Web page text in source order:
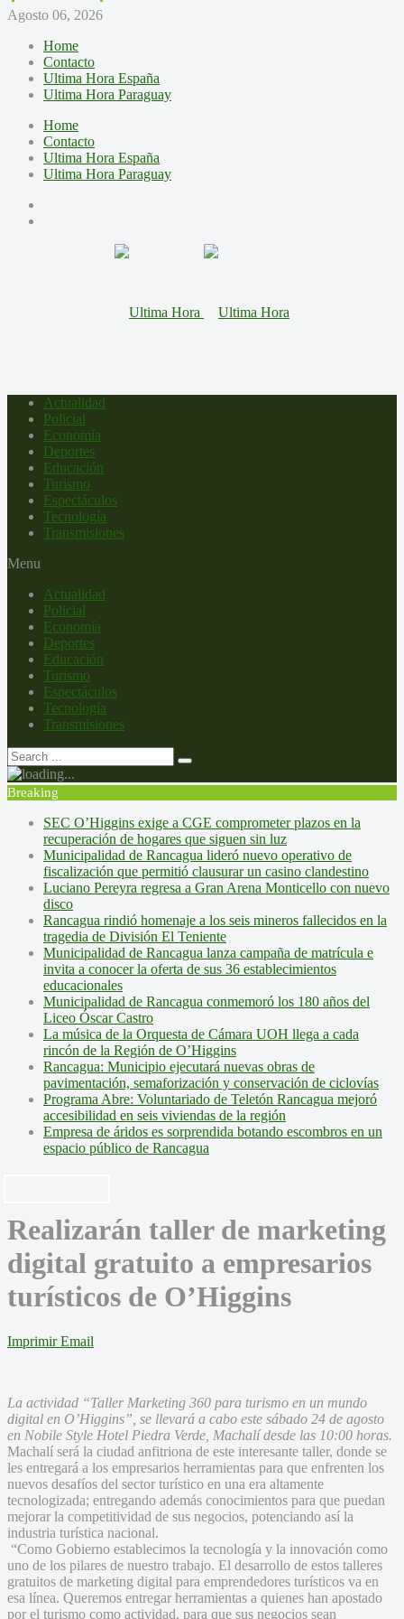
Agosto 06, 2026
Home
Contacto
Ultima Hora España
Ultima Hora Paraguay
Home
Contacto
Ultima Hora España
Ultima Hora Paraguay
Actualidad
Policial
Economía
Deportes
Educación
Turismo
Espectáculos
Tecnología
Transmisiones
Menu
Actualidad
Policial
Economía
Deportes
Educación
Turismo
Espectáculos
Tecnología
Transmisiones
Breaking
SEC O’Higgins exige a CGE comprometer plazos en la
recuperación de hogares que siguen sin luz
Municipalidad de Rancagua lideró nuevo operativo de
fiscalización que permitió clausurar un casino clandestino
Luciano Pereyra regresa a Gran Arena Monticello con nuevo
disco
Rancagua rindió homenaje a los seis mineros fallecidos en la
tragedia de División El Teniente
Municipalidad de Rancagua lanza campaña de matrícula e
invita a conocer la oferta de sus 36 establecimientos
educacionales
Municipalidad de Rancagua conmemoró los 180 años del
Liceo Óscar Castro
La música de la Orquesta de Cámara UOH llega a cada
rincón de la Región de O’Higgins
Rancagua: Municipio ejecutará nuevas obras de
pavimentación, semaforización y conservación de ciclovías
Programa Abre: Voluntariado de Teletón Rancagua mejoró
accesibilidad en seis viviendas de la región
Empresa de áridos es sorprendida botando escombros en un
espacio público de Rancagua
Realizarán taller de marketing
digital gratuito a empresarios
turísticos de O’Higgins
Imprimir Email
La actividad “Taller Marketing 360 para turismo en un mundo
digital en O’Higgins”, se llevará a cabo este sábado 24 de agosto
en Nobile Style Hotel Piedra Verde, Machalí desde las 10:00 horas.
Machalí será la ciudad anfitriona de este interesante taller, donde se
les entregará a los empresarios herramientas para que enfrenten los
nuevos desafíos del sector turístico en una era altamente
tecnologizada; entregando además conocimientos para que puedan
mejorar la competitividad de sus negocios, potenciando así la
industria turística nacional.
“Como Gobierno establecimos la tecnología y la innovación como
uno de los pilares de nuestro trabajo. El desarrollo de estos talleres
gratuitos de marketing digital para emprendedores turísticos va en
esa línea. Queremos entregar herramientas a quienes han apostado
por el turismo como actividad, para que sus negocios sean